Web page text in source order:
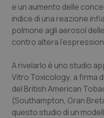
Lazio
Lombardia
Marche
Diabete &
Dolore
Donna & Salute
e un aumento delle
indice di una reazione
polmone agli aerosol
contro altera
A rivelarlo è uno studio
Vitro Toxicology, a firma di
del British American
(Southampton, Gran
questo studio di un